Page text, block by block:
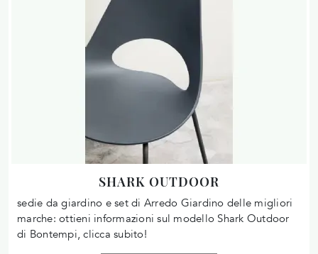
SHARK OUTDOOR
sedie da giardino e set di Arredo Giardino delle migliori
marche: ottieni informazioni sul modello Shark Outdoor
di Bontempi, clicca subito!